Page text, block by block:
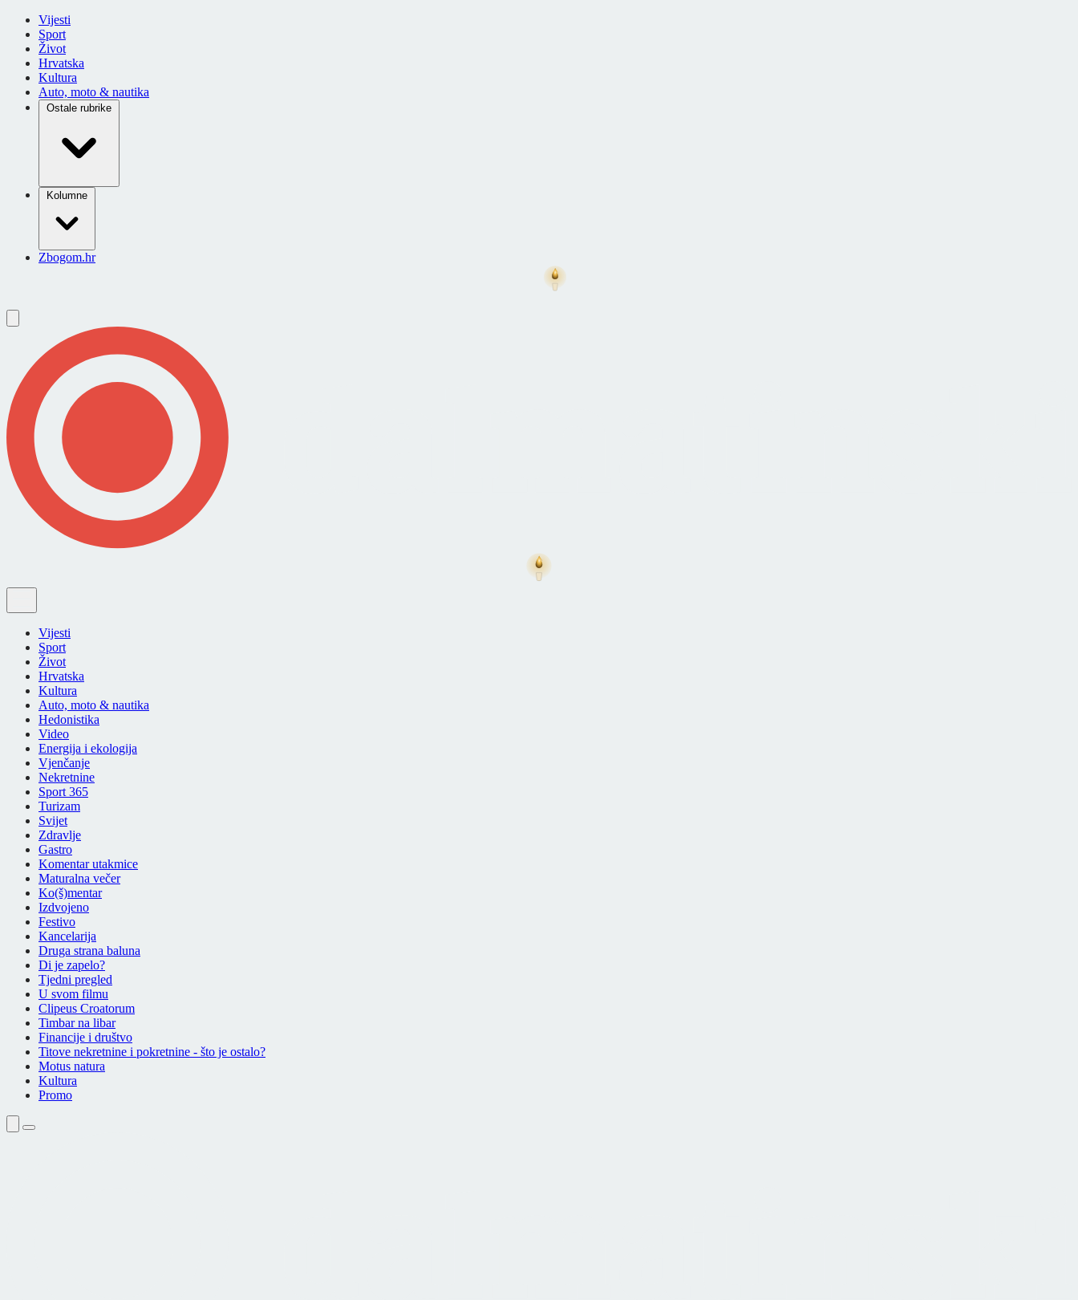
Vijesti
Sport
Život
Hrvatska
Kultura
Auto, moto & nautika
Ostale rubrike
Kolumne
Zbogom.hr
Vijesti
Sport
Život
Hrvatska
Kultura
Auto, moto & nautika
Hedonistika
Video
Energija i ekologija
Vjenčanje
Nekretnine
Sport 365
Turizam
Svijet
Zdravlje
Gastro
Komentar utakmice
Maturalna večer
Ko(š)mentar
Izdvojeno
Festivo
Kancelarija
Druga strana baluna
Di je zapelo?
Tjedni pregled
U svom filmu
Clipeus Croatorum
Timbar na libar
Financije i društvo
Titove nekretnine i pokretnine - što je ostalo?
Motus natura
Kultura
Promo